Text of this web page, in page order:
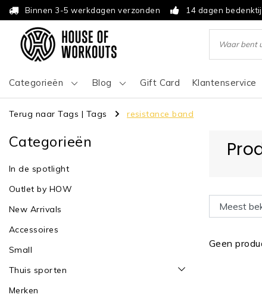
Binnen 3-5 werkdagen verzonden 14 dagen
Categorieën Blog Gift Card Klantenservice
Terug naar Tags | Tags resistance band
Categorieën
In de spotlight
Outlet by HOW
New Arrivals
Accessoires
Small
Thuis sporten
Merken
Geen